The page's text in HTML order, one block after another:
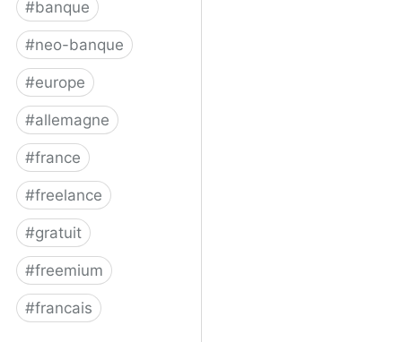
#banque
#neo-banque
#europe
#allemagne
#france
#freelance
#gratuit
#freemium
#francais